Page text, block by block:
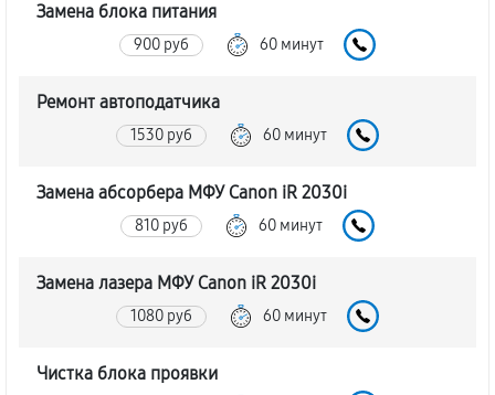
Замена блока питания
900 руб 60 минут
Ремонт автоподатчика
1530 руб 60 минут
Замена абсорбера МФУ Canon iR 2030i
810 руб 60 минут
Замена лазера МФУ Canon iR 2030i
1080 руб 60 минут
Чистка блока проявки